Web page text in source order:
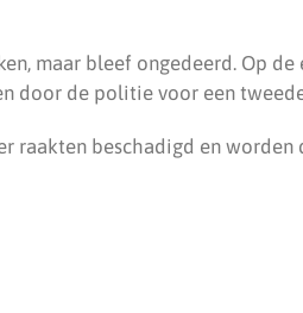
maar bleef ongedeerd. Op
door de politie voor een
raakten beschadigd en